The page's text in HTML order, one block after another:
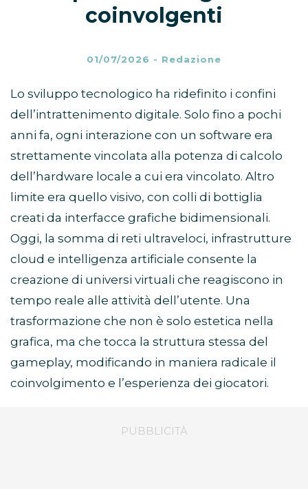
coinvolgenti
01/07/2026 - Redazione
Lo sviluppo tecnologico ha ridefinito i confini
dell’intrattenimento digitale. Solo fino a pochi
anni fa, ogni interazione con un software era
strettamente vincolata alla potenza di calcolo
dell’hardware locale a cui era vincolato. Altro
limite era quello visivo, con colli di bottiglia
creati da interfacce grafiche bidimensionali.
Oggi, la somma di reti ultraveloci, infrastrutture
cloud e intelligenza artificiale consente la
creazione di universi virtuali che reagiscono in
tempo reale alle attività dell’utente. Una
trasformazione che non è solo estetica nella
grafica, ma che tocca la struttura stessa del
gameplay, modificando in maniera radicale il
coinvolgimento e l’esperienza dei giocatori.